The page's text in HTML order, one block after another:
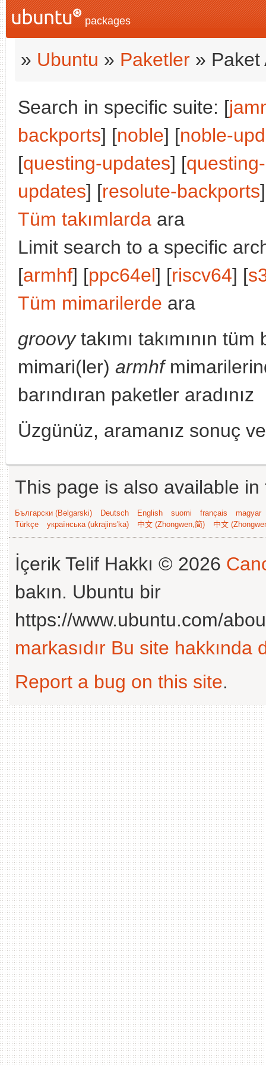
packages
» Ubuntu » Paketler » Paket
Search in specific suite: [
backports] [noble] [noble-
[questing-updates] [
updates] [resolute-backports
Tüm takımlarda ara
Limit search to a specific
[armhf] [ppc64el] [riscv64] [
Tüm mimarilerde ara
groovytakımı takımının
mimari(ler) armhf
barındıran paketler aradınız
Üzgünüz, aramanız sonuç
This page is also available
Български (Bəlgarski) Deutsch English suomi français
magyar
Türkçe
українська (ukrajins'ka) 中文 (Zhongwen,简) 中文
İçerik Telif Hakkı © 2026
bakın. Ubuntu bir
https://www.ubuntu.com/
markasıdır Bu site hakkında
Report a bug on this site.